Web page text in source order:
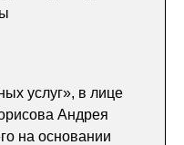
услуг», в лице
Андрея
на основании